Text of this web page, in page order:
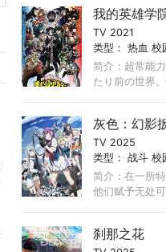
存在が臨界か
発生するものだ
我的英雄学
TV 2021
类型：热血 校
简介：超常能
たり前の世界
は、その内に
を見出され、
灰色：幻影
TV 2025
类型：战斗 校
简介：在一所
他们赋予无处
科分室”通称
刹那之花